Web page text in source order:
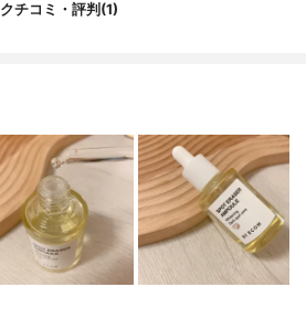
エキス、ベタイン、トロメタミン、エチル
キストリン、レシチン、ビオチン、シアノ
コバラミン、葉酸、パントテン酸、ピリド
キシン、チアミンHcl、キサンタンガム、カ
ルボマー、EDTAジナトリウム
クチコミ・評判(1)